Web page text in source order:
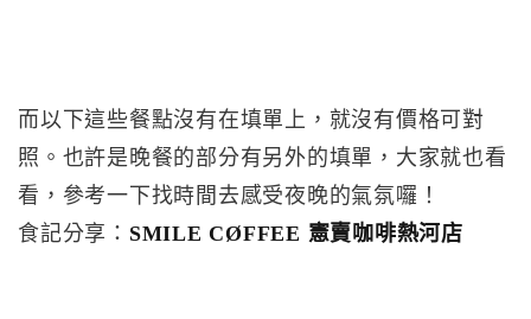
而以下這些餐點沒有在填單上，就沒有價格可對
照。也許是晚餐的部分有另外的填單，大家就也看
看，參考一下找時間去感受夜晚的氣氛囉！
食記分享： SMILE CØFFEE 憲賣咖啡熱河店